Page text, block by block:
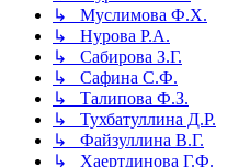
↳ Муслимова Ф.Х.
↳ Нурова Р.А.
↳ Сабирова З.Г.
↳ Сафина С.Ф.
↳ Талипова Ф.З.
↳ Тухбатуллина Д.Р.
↳ Файзуллина В.Г.
↳ Хаертдинова Г.Ф.